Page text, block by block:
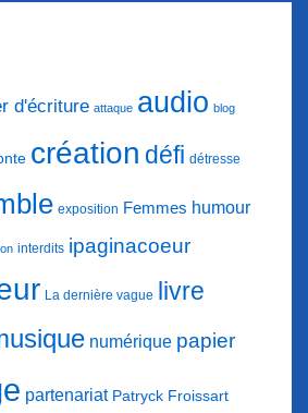
d'écriture attaque audio blog
création défi détresse
exposition Femmes humour
interdits ipaginacoeur
La dernière vague livre
numérique papier
partenariat Patryck Froissart